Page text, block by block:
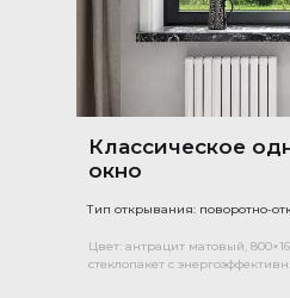
Классическое
окно
Тип открывания: поворотно-
Цвет: антрацит матовый,
стеклопакет с